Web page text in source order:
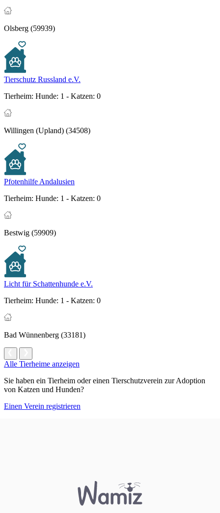
Olsberg (59939)
Tierschutz Russland e.V.
Tierheim: Hunde: 1 - Katzen: 0
Willingen (Upland) (34508)
Pfotenhilfe Andalusien
Tierheim: Hunde: 1 - Katzen: 0
Bestwig (59909)
Licht für Schattenhunde e.V.
Tierheim: Hunde: 1 - Katzen: 0
Bad Wünnenberg (33181)
Alle Tierheime anzeigen
Sie haben ein Tierheim oder einen Tierschutzverein zur Adoption
von Katzen und Hunden?
Einen Verein registrieren